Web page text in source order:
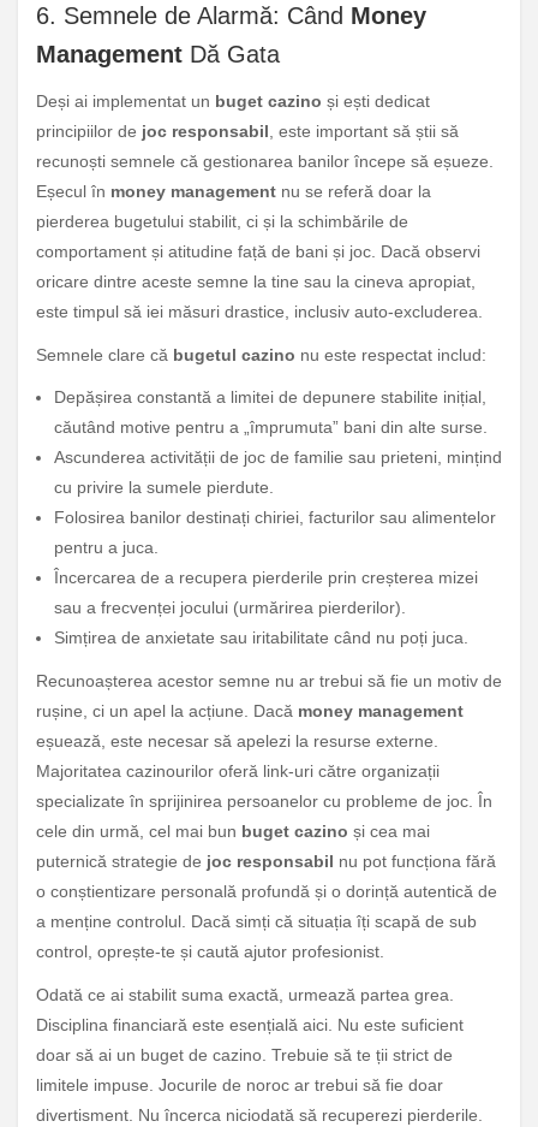
6. Semnele de Alarmă: Când Money
Management Dă Gata
Deși ai implementat un buget cazino și ești dedicat
principiilor de joc responsabil , este important să știi să
recunoști semnele că gestionarea banilor începe să eșueze.
Eșecul în money management nu se referă doar la
pierderea bugetului stabilit, ci și la schimbările de
comportament și atitudine față de bani și joc. Dacă observi
oricare dintre aceste semne la tine sau la cineva apropiat,
este timpul să iei măsuri drastice, inclusiv auto-excluderea.
Semnele clare că bugetul cazino nu este respectat includ:
Depășirea constantă a limitei de depunere stabilite inițial,
căutând motive pentru a „împrumuta” bani din alte surse.
Ascunderea activității de joc de familie sau prieteni, mințind
cu privire la sumele pierdute.
Folosirea banilor destinați chiriei, facturilor sau alimentelor
pentru a juca.
Încercarea de a recupera pierderile prin creșterea mizei
sau a frecvenței jocului (urmărirea pierderilor).
Simțirea de anxietate sau iritabilitate când nu poți juca.
Recunoașterea acestor semne nu ar trebui să fie un motiv de
rușine, ci un apel la acțiune. Dacă money management
eșuează, este necesar să apelezi la resurse externe.
Majoritatea cazinourilor oferă link-uri către organizații
specializate în sprijinirea persoanelor cu probleme de joc. În
cele din urmă, cel mai bun buget cazino și cea mai
puternică strategie de joc responsabil nu pot funcționa fără
o conștientizare personală profundă și o dorință autentică de
a menține controlul. Dacă simți că situația îți scapă de sub
control, oprește-te și caută ajutor profesionist.
Odată ce ai stabilit suma exactă, urmează partea grea.
Disciplina financiară este esențială aici. Nu este suficient
doar să ai un buget de cazino. Trebuie să te ții strict de
limitele impuse. Jocurile de noroc ar trebui să fie doar
divertisment. Nu încerca niciodată să recuperezi pierderile.